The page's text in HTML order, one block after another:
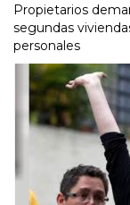
Propietarios
segundas
personales